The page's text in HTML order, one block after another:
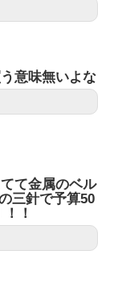
意味無いよな
て金属のベル
三針で予算50
！